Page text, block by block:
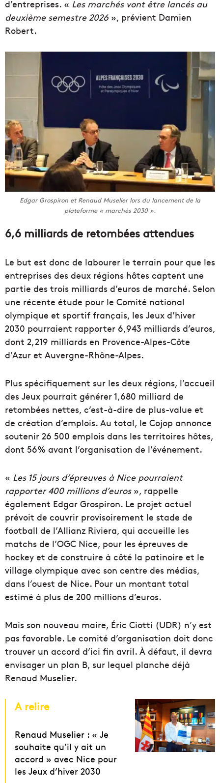
d’entreprises. « Les marchés vont être lancés au
deuxième semestre 2026 », prévient Damien
Robert.
Edgar Grospiron et Renaud Muselier lors du lancement de la
plateforme « marchés 2030 ».
6,6 milliards de retombées attendues
Le but est donc de labourer le terrain pour que les
entreprises des deux régions hôtes captent une
partie des trois milliards d’euros de marché. Selon
une récente étude pour le Comité national
olympique et sportif français, les Jeux d’hiver
2030 pourraient rapporter 6,943 milliards d’euros,
dont 2,219 milliards en Provence-Alpes-Côte
d’Azur et Auvergne-Rhône-Alpes.
Plus spécifiquement sur les deux régions, l’accueil
des Jeux pourrait générer 1,680 milliard de
retombées nettes, c’est-à-dire de plus-value et
de création d’emplois. Au total, le Cojop annonce
soutenir 26 500 emplois dans les territoires hôtes,
dont 56% avant l’organisation de l’événement.
« Les 15 jours d’épreuves à Nice pourraient
rapporter 400 millions d’euros», rappelle
également Edgar Grospiron. Le projet actuel
prévoit de couvrir provisoirement le stade de
football de l’Allianz Riviera, qui accueille les
matchs de l’OGC Nice, pour les épreuves de
hockey et de construire à côté la patinoire et le
village olympique avec son centre des médias,
dans l’ouest de Nice. Pour un montant total
estimé à plus de 200 millions d’euros.
Mais son nouveau maire, Éric Ciotti (UDR) n’y est
pas favorable. Le comité d’organisation doit donc
trouver un accord d’ici fin avril. À défaut, il devra
envisager un plan B, sur lequel planche déjà
Renaud Muselier.
A relire
Renaud Muselier : « Je
souhaite qu’il y ait un
accord » avec Nice pour
les Jeux d’hiver 2030